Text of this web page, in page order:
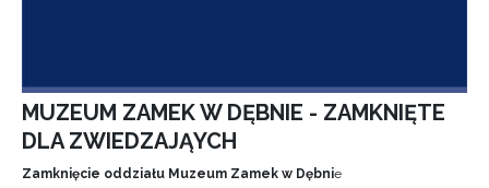
MUZEUM ZAMEK W DĘBNIE - ZAMKNIĘTE
DLA ZWIEDZAJĄYCH
Zamknięcie oddziału Muzeum Zamek w Dębnie